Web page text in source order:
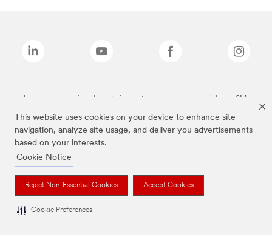
This website uses cookies on your device to enhance site
navigation, analyze site usage, and deliver you advertisements
based on your interests.
Cookie Notice
Reject Non-Essential Cookies Accept Cookies
Cookie Preferences
Las marcas mencionadas anteriormente son marcas comerciales de 3M.